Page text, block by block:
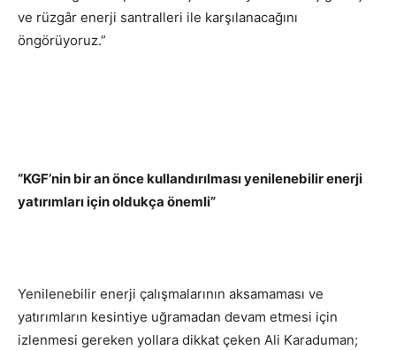
ve rüzgâr enerji santralleri ile karşılanacağını
öngörüyoruz.”
“KGF’nin bir an önce kullandırılması yenilenebilir enerji
yatırımları için oldukça önemli”
Yenilenebilir enerji çalışmalarının aksamaması ve
yatırımların kesintiye uğramadan devam etmesi için
izlenmesi gereken yollara dikkat çeken Ali Karaduman;